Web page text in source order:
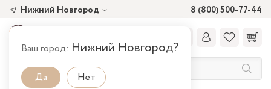
8 (800) 500-77-44
Нижний Новгород
Ваш город: Нижний Новгород?
Да Нет